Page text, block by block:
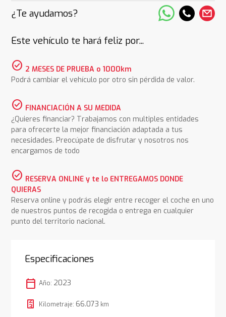
¿Te ayudamos?
Este vehículo te hará feliz por...
check_circle 2 MESES DE PRUEBA o 1000km
Podrá cambiar el vehículo por otro sin pérdida de valor.
check_circle FINANCIACIÓN A SU MEDIDA
¿Quieres financiar? Trabajamos con multiples entidades
para ofrecerte la mejor financiación adaptada a tus
necesidades. Preocúpate de disfrutar y nosotros nos
encargamos de todo
check_circle RESERVA ONLINE y te lo ENTREGAMOS DONDE
QUIERAS
Reserva online y podrás elegir entre recoger el coche en uno
de nuestros puntos de recogida o entrega en cualquier
punto del territorio nacional.
Especificaciones
calendar_today Año: 2023
Kilometraje: 66.073 km